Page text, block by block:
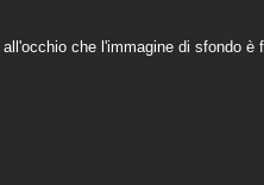
che l'immagine di sfondo